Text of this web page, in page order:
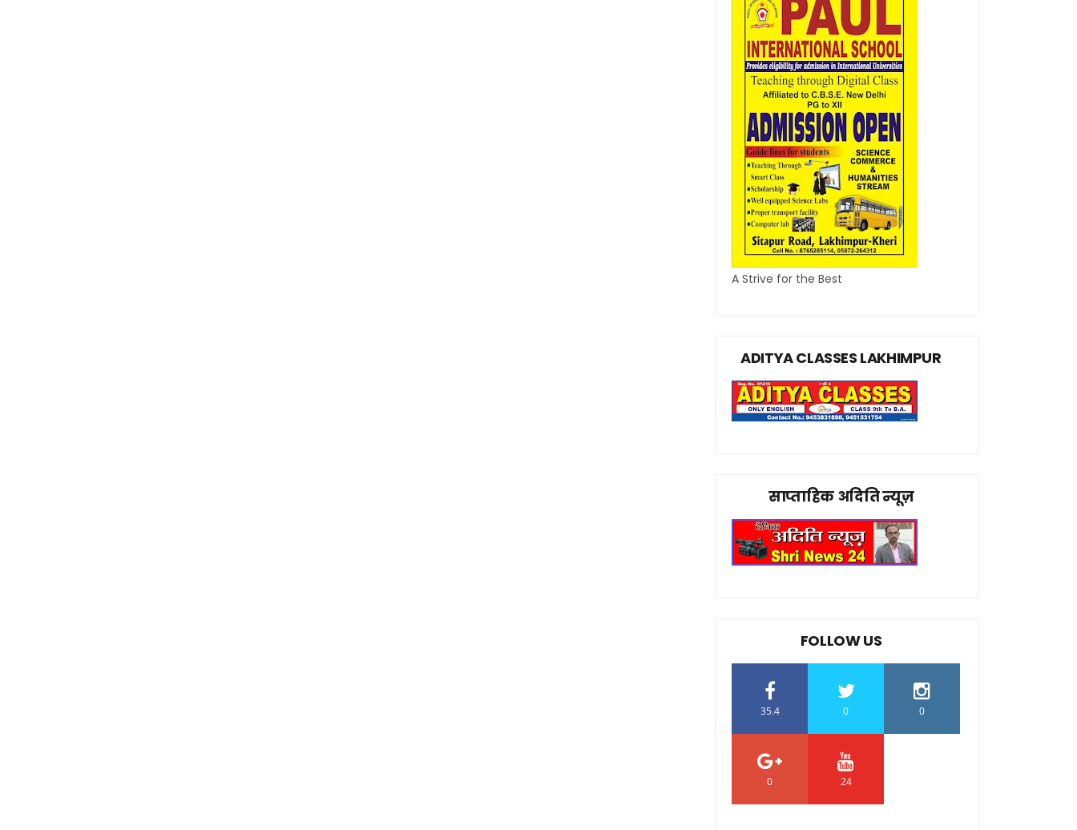
A Strive for the Best
ADITYA CLASSES LAKHIMPUR
साप्ताहिक अदिति न्यूज़
FOLLOW US
35.4 0 0
0 24